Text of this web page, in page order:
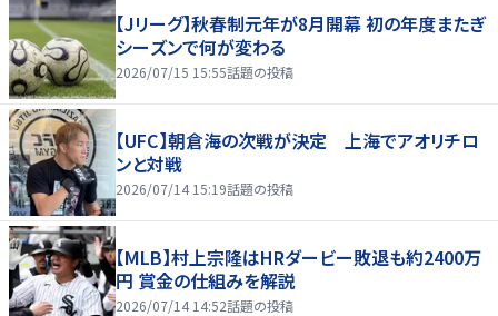
【Jリーグ】秋春制元年が8月開幕 初の年度またぎ
シーズンで何が変わる
2026/07/15 15:55話題の投稿
【UFC】朝倉海の次戦が決定 上海でアオリチロ
ンと対戦
2026/07/14 15:19話題の投稿
【MLB】村上宗隆はHRダービー敗退も約2400万
円 賞金の仕組みを解説
2026/07/14 14:52話題の投稿